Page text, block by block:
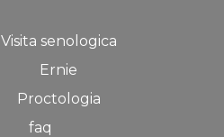
Visita senologica
Ernie
Proctologia
faq